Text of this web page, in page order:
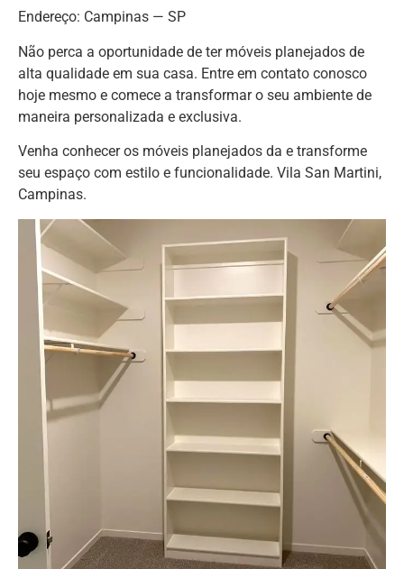
Endereço: Campinas — SP
Não perca a oportunidade de ter móveis planejados de
alta qualidade em sua casa. Entre em contato conosco
hoje mesmo e comece a transformar o seu ambiente de
maneira personalizada e exclusiva.
Venha conhecer os móveis planejados da e transforme
seu espaço com estilo e funcionalidade. Vila San Martini,
Campinas.